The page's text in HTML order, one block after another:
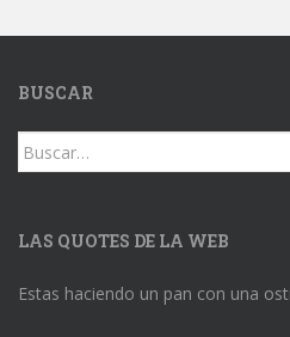
BUSCAR
Buscar:
LAS QUOTES DE LA WEB
Estas haciendo un pan con una